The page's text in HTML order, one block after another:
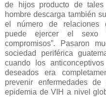
de hijos producto de
hombre descarga también
el número de relaciones
puede ejercer el sexo
compromisos”. Pasaron
sociedad periférica
cuando los
deseados era
prevenir enfermedades
epidemia de VIH a nivel